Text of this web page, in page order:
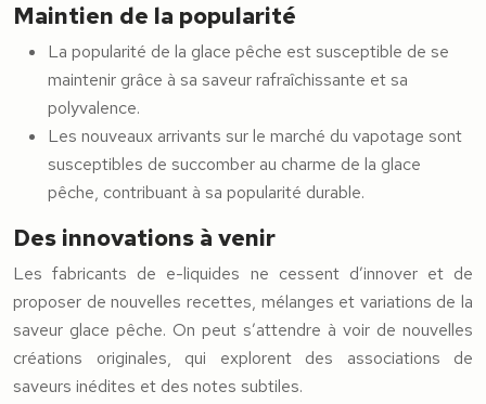
Maintien de la popularité
La popularité de la glace pêche est susceptible de se
maintenir grâce à sa saveur rafraîchissante et sa
polyvalence.
Les nouveaux arrivants sur le marché du vapotage sont
susceptibles de succomber au charme de la glace
pêche, contribuant à sa popularité durable.
Des innovations à venir
Les fabricants de e-liquides ne cessent d’innover et de
proposer de nouvelles recettes, mélanges et variations de la
saveur glace pêche. On peut s’attendre à voir de nouvelles
créations originales, qui explorent des associations de
saveurs inédites et des notes subtiles.